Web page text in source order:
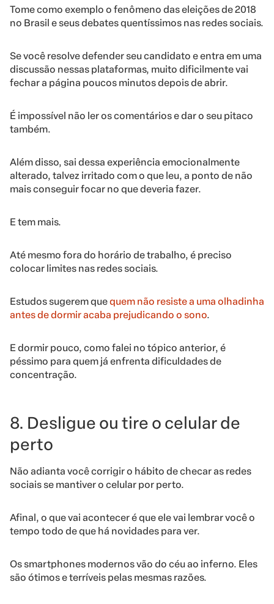
Tome como exemplo o fenômeno das eleições de 2018
no Brasil e seus debates quentíssimos nas redes sociais.
Se você resolve defender seu candidato e entra em uma
discussão nessas plataformas, muito dificilmente vai
fechar a página poucos minutos depois de abrir.
É impossível não ler os comentários e dar o seu pitaco
também.
Além disso, sai dessa experiência emocionalmente
alterado, talvez irritado com o que leu, a ponto de não
mais conseguir focar no que deveria fazer.
E tem mais.
Até mesmo fora do horário de trabalho, é preciso
colocar limites nas redes sociais.
Estudos sugerem quequem não resiste a uma olhadinha
antes de dormir acaba prejudicando o sono.
E dormir pouco, como falei no tópico anterior, é
péssimo para quem já enfrenta dificuldades de
concentração.
8. Desligue ou tire o celular de
perto
Não adianta você corrigir o hábito de checar as redes
sociais se mantiver o celular por perto.
Afinal, o que vai acontecer é que ele vai lembrar você o
tempo todo de que há novidades para ver.
Os smartphones modernos vão do céu ao inferno. Eles
são ótimos e terríveis pelas mesmas razões.